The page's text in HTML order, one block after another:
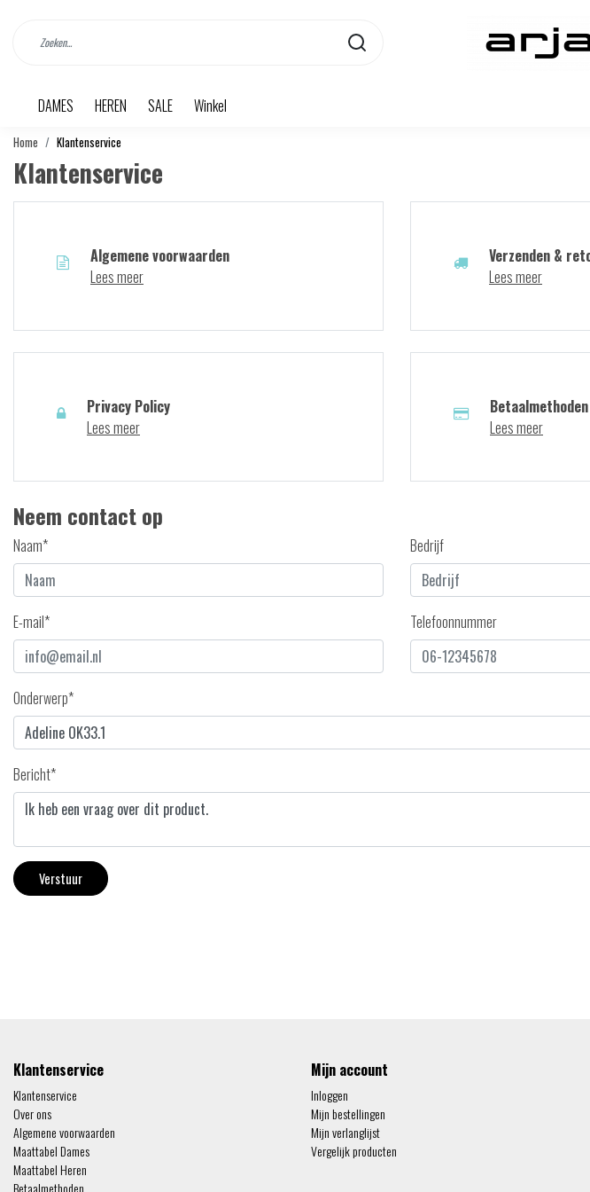
DAMES HEREN SALE Winkel
Home Klantenservice
Klantenservice
Algemene voorwaarden
Lees meer
Verzenden &
Lees meer
Privacy Policy
Lees meer
Betaalmethoden
Lees meer
Neem contact op
Naam* Bedrijf
E-mail* Telefoonnummer
Onderwerp*
Bericht*
Verstuur
Klantenservice
Klantenservice
Over ons
Algemene voorwaarden
Maattabel Dames
Maattabel Heren
Betaalmethoden
Mijn account
Inloggen
Mijn bestellingen
Mijn verlanglijst
Vergelijk producten